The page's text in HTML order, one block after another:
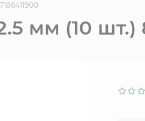
мм (10 шт.)